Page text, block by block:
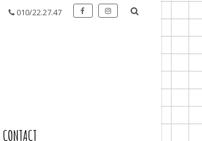
010/22.27.47
CONTACT